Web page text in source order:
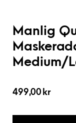
Manlig
Medium/
499,00 kr